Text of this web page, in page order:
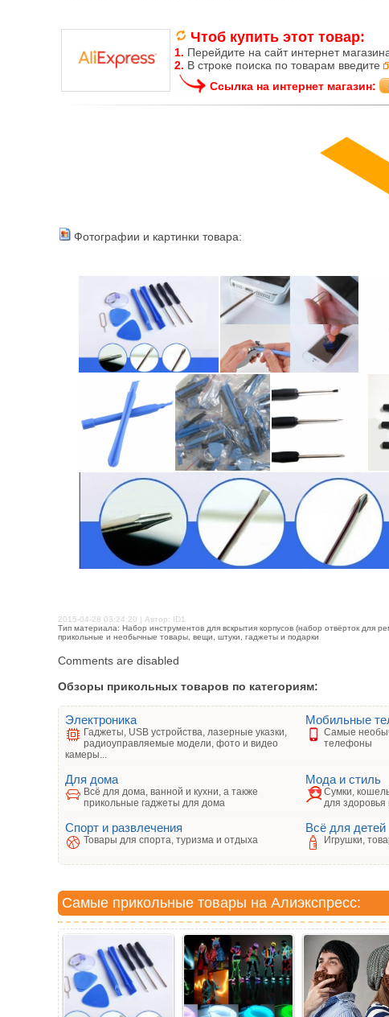
Чтоб купить этот товар:
1. Перейдите на сайт интернет
2. В строке поиска по товарам введите
Ссылка на интернет магазин:
Фотографии и картинки товара:
2015-04-28 03:24:20 | Автор: ID1
Тип материала: Набор инструментов для вскрытия корпусов (набор отвёрток для
прикольные и необычные товары, вещи, штуки, гаджеты и подарки
Comments are disabled
Обзоры прикольных товаров по категориям:
Электроника
Гаджеты, USB устройства, лазерные указки,
радиоуправляемые модели, фото и видео
камеры...
Мобильные
Самые
телефоны
Для дома
Всё для дома, ванной и кухни, а также
прикольные гаджеты для дома
Мода и стиль
Сумки,
для здоровья
Спорт и развлечения
Товары для спорта, туризма и отдыха
Всё для детей
Игрушки,
Самые прикольные товары на Алиэкспресс: